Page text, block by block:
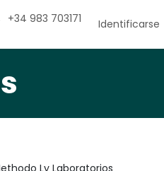
de nuestros clientes Pedir cita
+34 983 703171 Identificarse
Ly Laboratorios